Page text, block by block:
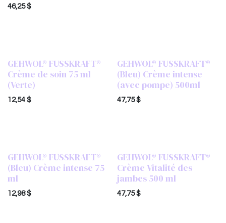
46,25$
GEHWOL® FUSSKRAFT®
Crème de soin 75 ml
(Verte)
12,54 $
GEHWOL® FUSSKRAFT®
(Bleu) Crème intense
(avec pompe) 500ml
47,75$
GEHWOL® FUSSKRAFT®
(Bleu) Crème intense 75
ml
12,98$
GEHWOL® FUSSKRAFT®
Crème Vitalité des
jambes 500 ml
47,75$